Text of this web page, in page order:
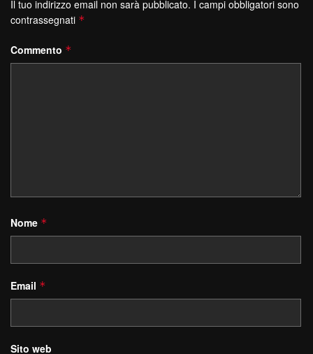
Il tuo indirizzo email non sarà pubblicato. I campi obbligatori sono
contrassegnati *
Commento *
Nome *
Email *
Sito web